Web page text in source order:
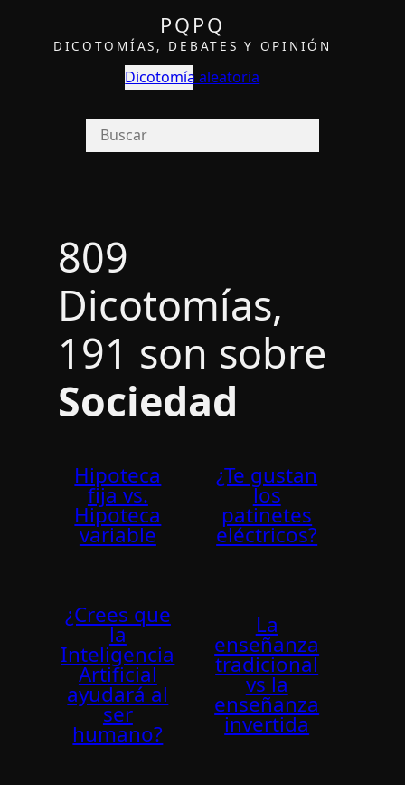
PQPQ
DICOTOMÍAS, DEBATES Y OPINIÓN
Dicotomía aleatoria
809
Dicotomías,
191 son sobre
Sociedad
Hipoteca
fija vs.
Hipoteca
variable
¿Te gustan
los
patinetes
eléctricos?
¿Crees que
la
Inteligencia
Artificial
ayudará al
ser
humano?
La
enseñanza
tradicional
vs la
enseñanza
invertida